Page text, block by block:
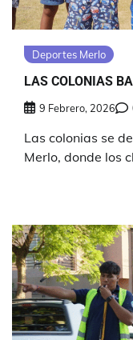
Deportes Merlo
LAS COLONIAS
9 Febrero, 2026
Las colonias se
Merlo, donde los